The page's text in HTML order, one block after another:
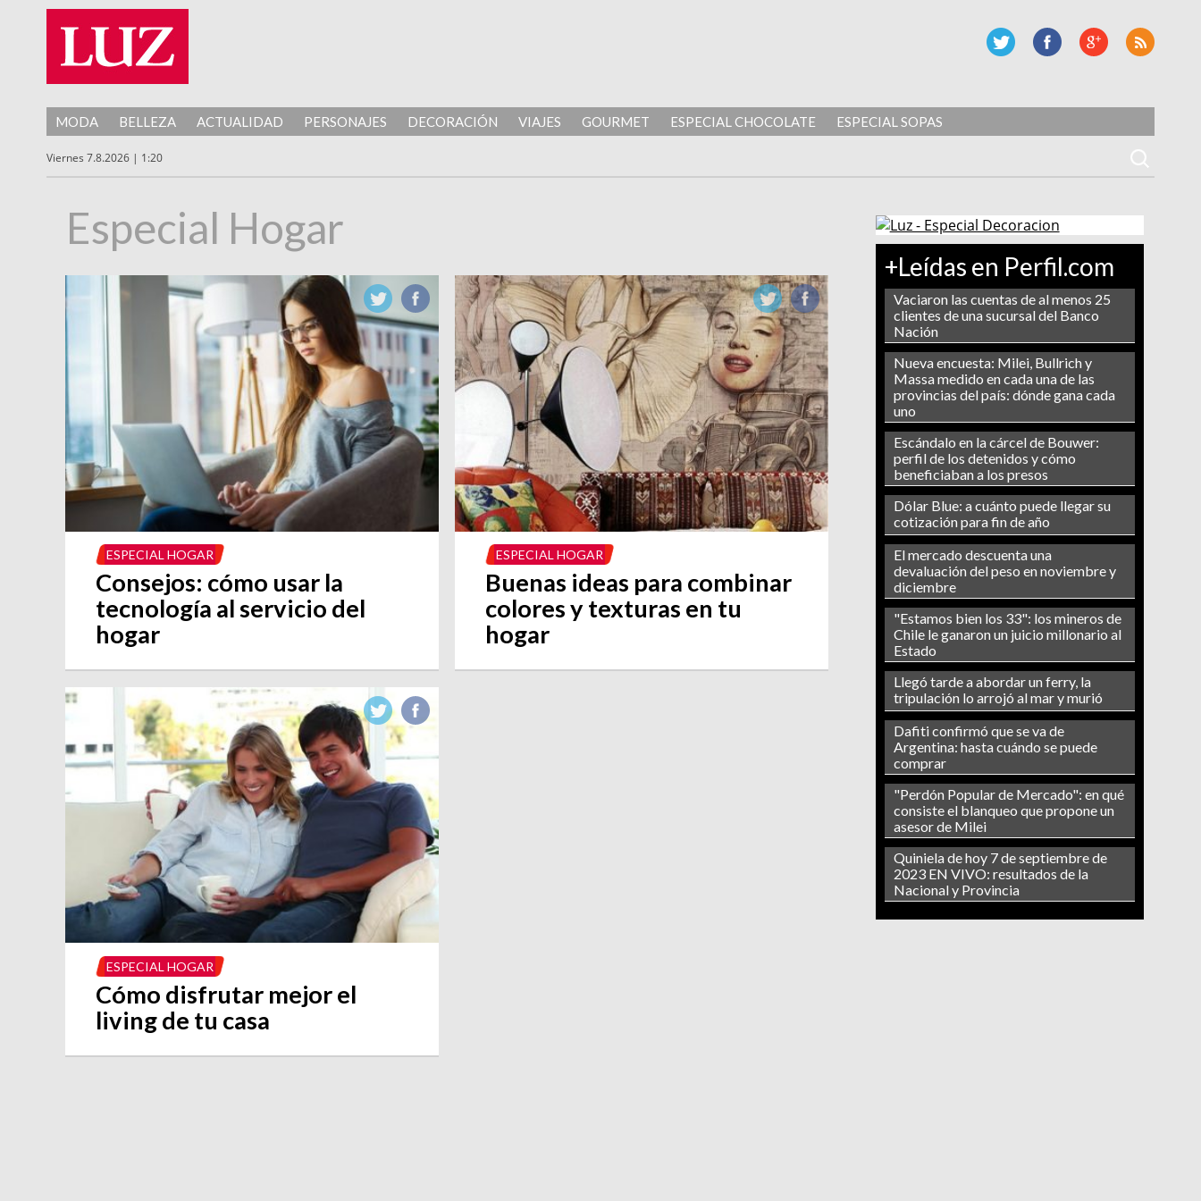
MODA BELLEZA ACTUALIDAD PERSONAJES DECORACIÓN VIAJES GOURMET ESPECIAL CHOCOLATE ESPECIAL SOPAS
Viernes 7.8.2026 | 1:20
+Leídas en Perfil.com
Vaciaron las cuentas de al menos 25
clientes de una sucursal del Banco
Nación
Nueva encuesta: Milei, Bullrich y
Massa medido en cada una de las
provincias del país: dónde gana cada
uno
Escándalo en la cárcel de Bouwer:
perfil de los detenidos y cómo
beneficiaban a los presos
Dólar Blue: a cuánto puede llegar su
cotización para fin de año
El mercado descuenta una
devaluación del peso en noviembre y
diciembre
"Estamos bien los 33": los mineros de
Chile le ganaron un juicio millonario al
Estado
Llegó tarde a abordar un ferry, la
tripulación lo arrojó al mar y murió
Dafiti confirmó que se va de
Argentina: hasta cuándo se puede
comprar
"Perdón Popular de Mercado": en qué
consiste el blanqueo que propone un
asesor de Milei
Quiniela de hoy 7 de septiembre de
2023 EN VIVO: resultados de la
Nacional y Provincia
Especial Hogar
ESPECIAL HOGAR
Consejos: cómo usar la
tecnología al servicio del
hogar
ESPECIAL HOGAR
Buenas ideas para combinar
colores y texturas en tu
hogar
ESPECIAL HOGAR
Cómo disfrutar mejor el
living de tu casa